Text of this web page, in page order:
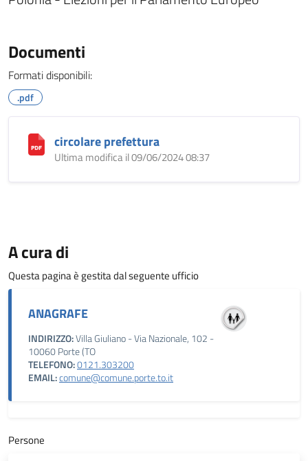
Documenti
Formati disponibili:
.pdf
circolare prefettura
Ultima modifica il 09/06/2024 08:37
A cura di
Questa pagina è gestita dal seguente ufficio
ANAGRAFE
INDIRIZZO:Villa Giuliano - Via Nazionale, 102 -
10060 Porte (TO
TELEFONO:0121.303200
EMAIL:comune@comune.porte.to.it
Persone